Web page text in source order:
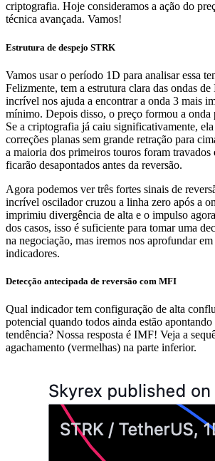
criptografia. Hoje consideramos a ação do
técnica avançada. Vamos!
Estrutura de despejo STRK
Vamos usar o período 1D para analisar essa
Felizmente, tem a estrutura clara das ondas
incrível nos ajuda a encontrar a onda 3 mais
mínimo. Depois disso, o preço formou a onda
Se a criptografia já caiu significativamente,
correções planas sem grande retração para
a maioria dos primeiros touros foram travados
ficarão desapontados antes da reversão.
Agora podemos ver três fortes sinais de
incrível oscilador cruzou a linha zero após a
imprimiu divergência de alta e o impulso
dos casos, isso é suficiente para tomar uma
na negociação, mas iremos nos aprofundar
indicadores.
Detecção antecipada de reversão com MFI
Qual indicador tem configuração de alta
potencial quando todos ainda estão
tendência? Nossa resposta é IMF! Veja a
agachamento (vermelhas) na parte inferior.